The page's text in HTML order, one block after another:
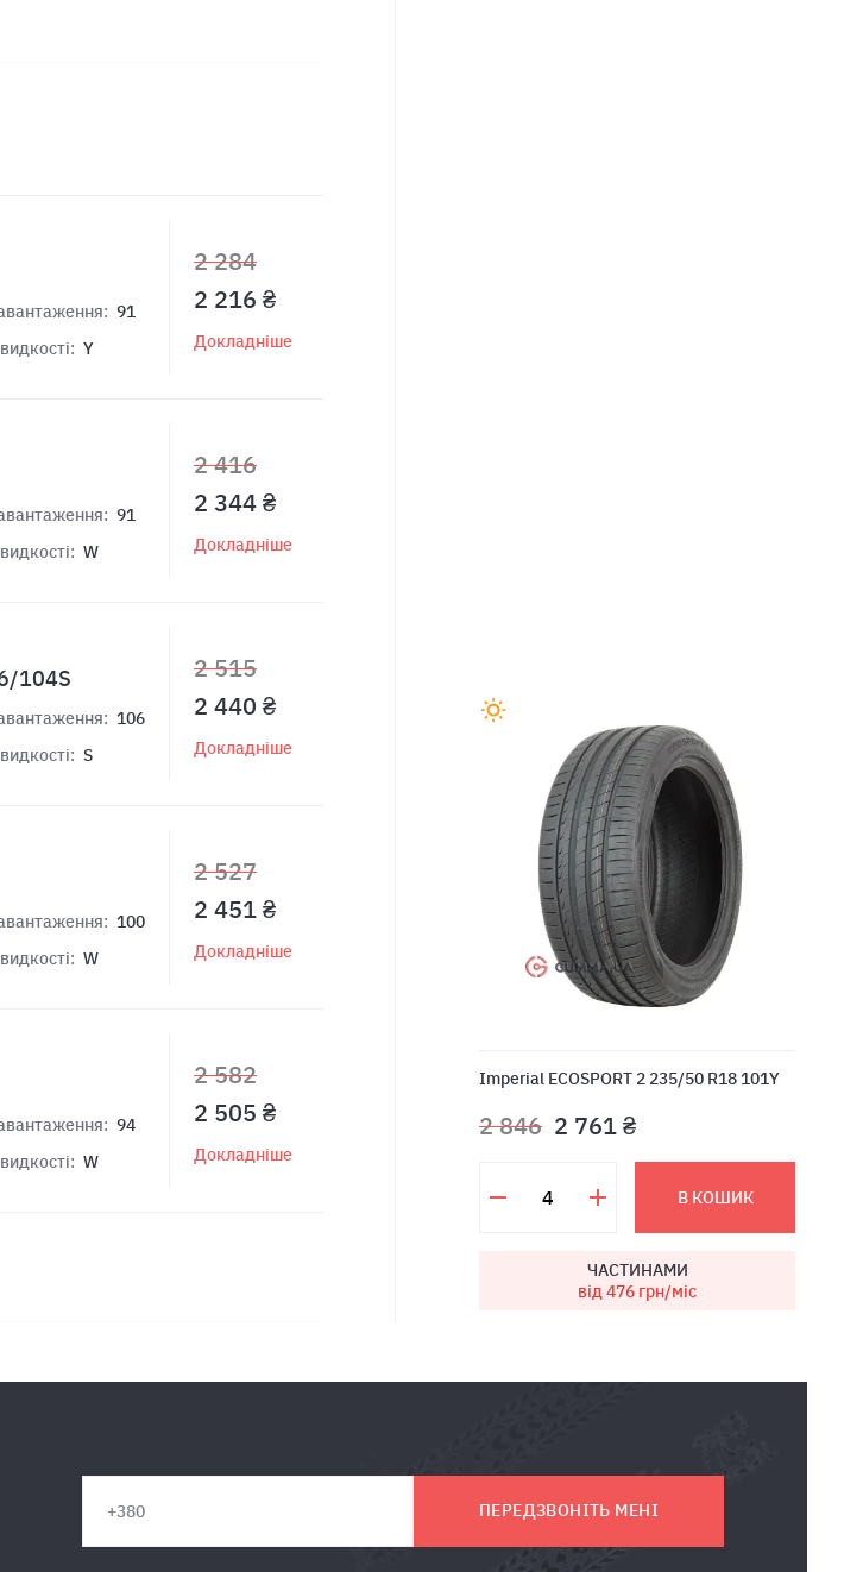
91
Y
2 284
2 216 ₴
Докладніше
91
W
2 416
2 344 ₴
Докладніше
104S
106
S
2 515
2 440 ₴
Докладніше
100
W
2 527
2 451 ₴
Докладніше
94
W
2 582
2 505 ₴
Докладніше
Imperial ECOSPORT 2 235/50 R18 101Y
2 846 2 761 ₴
В КОШИК
ЧАСТИНАМИ
від 476 грн/міс
ПЕРЕДЗВОНІТЬ МЕНІ